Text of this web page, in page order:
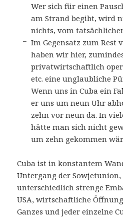
Wer sich für einen
am Strand begibt, wird
nichts, vom
Im Gegensatz zum Rest
haben wir hier,
privatwirtschaftlich
etc. eine unglaubliche
Wenn uns in Cuba ein
er uns um neun Uhr
zehn vor neun da. In
hätte man sich nicht
um zehn gekommen
Cuba ist in konstantem
Untergang der Sowjetunion,
unterschiedlich strenge
USA, wirtschaftliche
Ganzes und jeder einzelne